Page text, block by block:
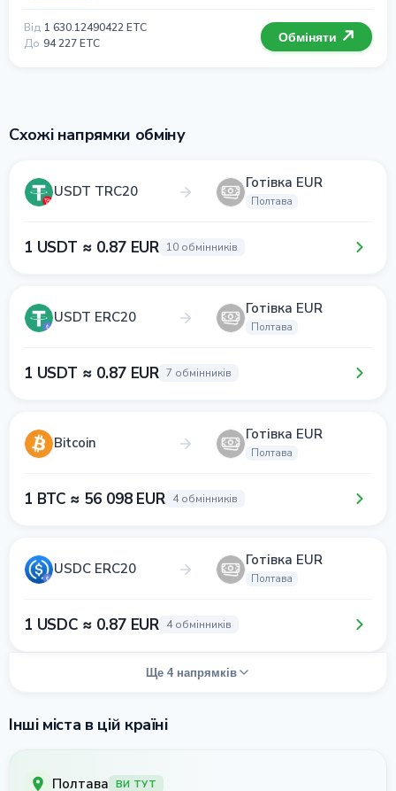
Від 1 630.12490422 ETC
До 94 227 ETC Обміняти
Схожі напрямки обміну
USDT TRC20 Готівка EUR
Полтава
1 USDT ≈ 0.87 EUR 10 обмінників
USDT ERC20 Готівка EUR
Полтава
1 USDT ≈ 0.87 EUR 7 обмінників
Bitcoin Готівка EUR
Полтава
1 BTC ≈ 56 098 EUR 4 обмінників
USDC ERC20 Готівка EUR
Полтава
1 USDC ≈ 0.87 EUR 4 обмінників
Ще 4 напрямків
Інші міста в цій країні
Полтава ВИ ТУТ